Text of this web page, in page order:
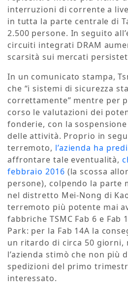
interruzioni di corrente a
in tutta la parte centrale di
2.500 persone. In seguito
circuiti integrati DRAM
scarsità sui mercati
In un comunicato stampa,
che “i sistemi di sicurezza
correttamente” mentre per
corso le valutazioni dei
fonderie, con la
delle attività. Proprio in
terremoto, l’azienda ha
affrontare tale eventualità,
febbraio 2016 (la scossa
persone), colpendo la parte
nel distretto Mei-Nong di
terremoto più potente mai
fabbriche TSMC Fab 6 e Fab
Park: per la Fab 14A la
un ritardo di circa 50 giorni,
l’azienda stimò che non più
spedizioni del primo
interessato.